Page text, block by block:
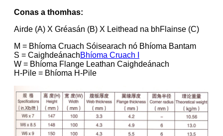
Conas a thomhas:
Airde (A) X Gréasán (B) X Leithead na bhFlainse (C)
M = Bhíoma Cruach Sóisearach nó Bhíoma Bantam
S = CaighdeánachBhíoma Cruach I
W = Bhíoma Flange Leathan Caighdeánach
H-Pile = Bhíoma H-Pile